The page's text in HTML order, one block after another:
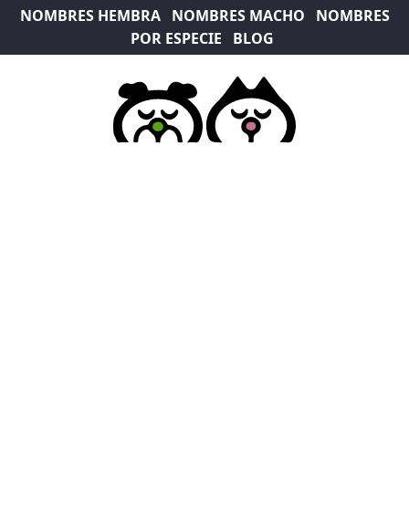
NOMBRES HEMBRA NOMBRES MACHO
NOMBRES
POR ESPECIE
BLOG